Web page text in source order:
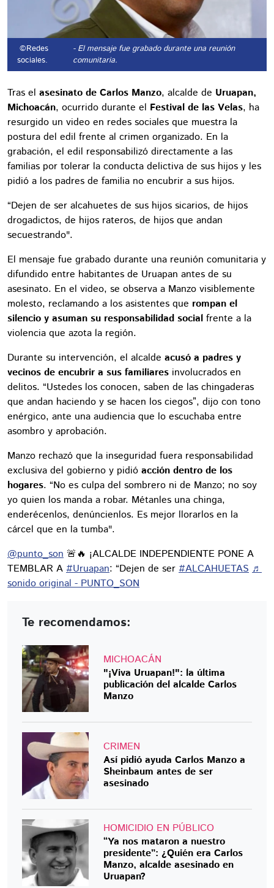
©Redes
sociales.
- El mensaje fue grabado durante una reunión
comunitaria.
Tras el asesinato de Carlos Manzo, alcalde de Uruapan,
Michoacán, ocurrido durante el Festival de las Velas, ha
resurgido un video en redes sociales que muestra la
postura del edil frente al crimen organizado. En la
grabación, el edil responsabilizó directamente a las
familias por tolerar la conducta delictiva de sus hijos y les
pidió a los padres de familia no encubrir a sus hijos.
“Dejen de ser alcahuetes de sus hijos sicarios, de hijos
drogadictos, de hijos rateros, de hijos que andan
secuestrando".
El mensaje fue grabado durante una reunión comunitaria y
difundido entre habitantes de Uruapan antes de su
asesinato. En el video, se observa a Manzo visiblemente
molesto, reclamando a los asistentes que rompan el
silencio y asuman su responsabilidad social frente a la
violencia que azota la región.
Durante su intervención, el alcalde acusó a padres y
vecinos de encubrir a sus familiares involucrados en
delitos. “Ustedes los conocen, saben de las chingaderas
que andan haciendo y se hacen los ciegos”, dijo con tono
enérgico, ante una audiencia que lo escuchaba entre
asombro y aprobación.
Manzo rechazó que la inseguridad fuera responsabilidad
exclusiva del gobierno y pidió acción dentro de los
hogares. “No es culpa del sombrero ni de Manzo; no soy
yo quien los manda a robar. Métanles una chinga,
enderécenlos, denúncienlos. Es mejor llorarlos en la
cárcel que en la tumba".
@punto_son 🚨🔥 ¡ALCALDE INDEPENDIENTE PONE A
TEMBLAR A #Uruapan: “Dejen de ser #ALCAHUETAS ♬
sonido original - PUNTO_SON
Te recomendamos:
MICHOACÁN
"¡Viva Uruapan!": la última
publicación del alcalde Carlos
Manzo
CRIMEN
Así pidió ayuda Carlos Manzo a
Sheinbaum antes de ser
asesinado
HOMICIDIO EN PÚBLICO
“Ya nos mataron a nuestro
presidente”: ¿Quién era Carlos
Manzo, alcalde asesinado en
Uruapan?